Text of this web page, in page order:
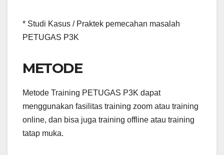
* Studi Kasus / Praktek pemecahan masalah
PETUGAS P3K
METODE
Metode Training PETUGAS P3K dapat
menggunakan fasilitas training zoom atau training
online, dan bisa juga training offline atau training
tatap muka.